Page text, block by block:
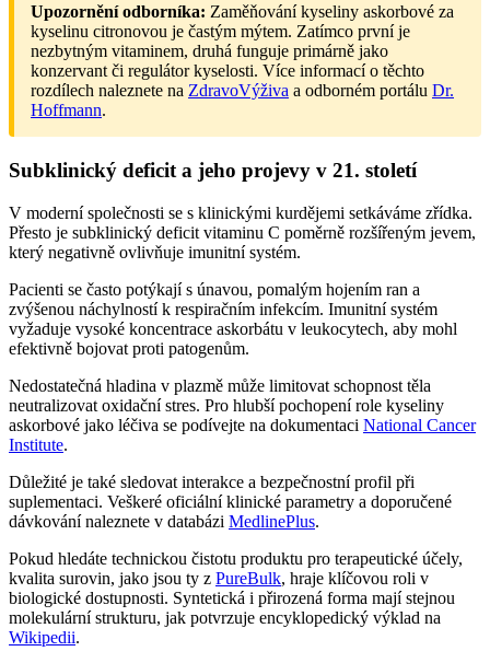
Upozornění odborníka: Zaměňování kyseliny askorbové za
kyselinu citronovou je častým mýtem. Zatímco první je
nezbytným vitaminem, druhá funguje primárně jako
konzervant či regulátor kyselosti. Více informací o těchto
rozdílech naleznete na ZdravoVýživa a odborném portálu Dr.
Hoffmann.
Subklinický deficit a jeho projevy v 21. století
V moderní společnosti se s klinickými kurdějemi setkáváme zřídka.
Přesto je subklinický deficit vitaminu C poměrně rozšířeným jevem,
který negativně ovlivňuje imunitní systém.
Pacienti se často potýkají s únavou, pomalým hojením ran a
zvýšenou náchylností k respiračním infekcím. Imunitní systém
vyžaduje vysoké koncentrace askorbátu v leukocytech, aby mohl
efektivně bojovat proti patogenům.
Nedostatečná hladina v plazmě může limitovat schopnost těla
neutralizovat oxidační stres. Pro hlubší pochopení role kyseliny
askorbové jako léčiva se podívejte na dokumentaci National Cancer
Institute.
Důležité je také sledovat interakce a bezpečnostní profil při
suplementaci. Veškeré oficiální klinické parametry a doporučené
dávkování naleznete v databázi MedlinePlus.
Pokud hledáte technickou čistotu produktu pro terapeutické účely,
kvalita surovin, jako jsou ty z PureBulk, hraje klíčovou roli v
biologické dostupnosti. Syntetická i přirozená forma mají stejnou
molekulární strukturu, jak potvrzuje encyklopedický výklad na
Wikipedii.